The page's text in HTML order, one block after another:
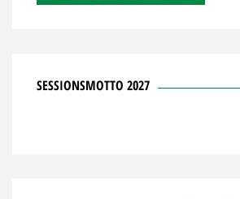
SESSIONSMOTTO 2027